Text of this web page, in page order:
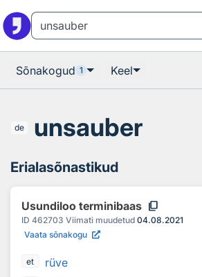
Sõnakogud 1 Keel
de unsauber
Erialasõnastikud
Usundiloo terminibaas content_copy
ID 462703 Viimati muudetud 04.08.2021
Vaata sõnakogu
et rüve